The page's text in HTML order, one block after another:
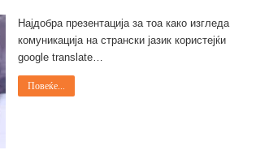
Најдобра презентација за тоа како изгледа
комуникација на странски јазик користејќи
google translate…
Повеќе...